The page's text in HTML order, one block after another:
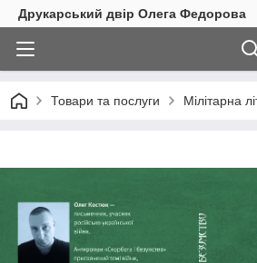
Друкарський двір Олега Федорова
Товари та послуги Мілітарна